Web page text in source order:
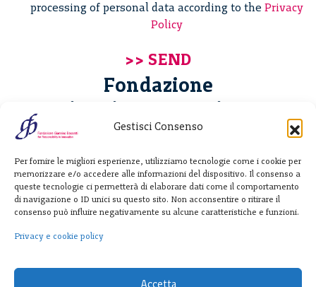
Gestisci Consenso
Per fornire le migliori esperienze, utilizziamo tecnologie come i cookie per
memorizzare e/o accedere alle informazioni del dispositivo. Il consenso a
queste tecnologie ci permetterà di elaborare dati come il comportamento
di navigazione o ID unici su questo sito. Non acconsentire o ritirare il
consenso può influire negativamente su alcune caratteristiche e funzioni.
Privacy e cookie policy
Accetta
processing of personal data according to the Privacy
Policy
Fondazione
Giannino Bassetti ETS
20122 Milano - Italia
T. +39 02 781933
F. + 39 02 76392030
info@fondazionebassetti.org
p.i. 12520270153